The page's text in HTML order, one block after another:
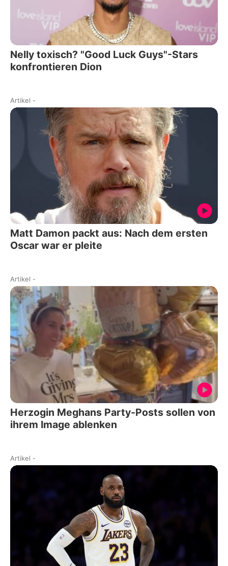
Nelly toxisch? "Good Luck Guys"-Stars
konfrontieren Dion
Artikel -
Matt Damon packt aus: Nach dem ersten
Oscar war er pleite
Artikel -
Herzogin Meghans Party-Posts sollen von
ihrem Image ablenken
Artikel -